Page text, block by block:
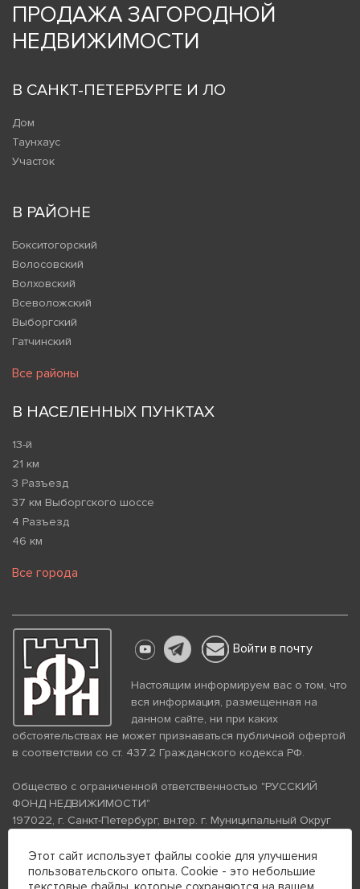
ПРОДАЖА ЗАГОРОДНОЙ
НЕДВИЖИМОСТИ
В САНКТ-ПЕТЕРБУРГЕ И ЛО
Дом
Таунхаус
Участок
В РАЙОНЕ
Бокситогорский
Волосовский
Волховский
Всеволожский
Выборгский
Гатчинский
Все районы
В НАСЕЛЕННЫХ ПУНКТАХ
13-й
21 км
3 Разъезд
37 км Выборгского шоссе
4 Разъезд
46 км
Все города
Войти в почту
Настоящим информируем вас о том, что
вся информация, размещенная на
данном сайте, ни при каких
обстоятельствах не может признаваться публичной офертой
в соответствии со ст. 437.2 Гражданского кодекса РФ.
Общество с ограниченной ответственностью "РУССКИЙ
ФОНД НЕДВИЖИМОСТИ"
197022, г. Санкт-Петербург, вн.тер. г. Муниципальный Округ
помещение 26Н, комната 103
ИНН 7813672570 КПП 781301001 ОГРН 1237800058870
Этот сайт использует файлы cookie для улучшения
пользовательского опыта. Cookie - это небольшие